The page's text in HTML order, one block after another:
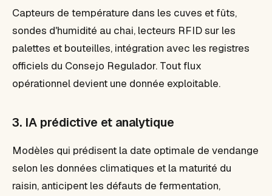
Capteurs de température dans les cuves et fûts,
sondes d'humidité au chai, lecteurs RFID sur les
palettes et bouteilles, intégration avec les registres
officiels du Consejo Regulador. Tout flux
opérationnel devient une donnée exploitable.
3. IA prédictive et analytique
Modèles qui prédisent la date optimale de vendange
selon les données climatiques et la maturité du
raisin, anticipent les défauts de fermentation,